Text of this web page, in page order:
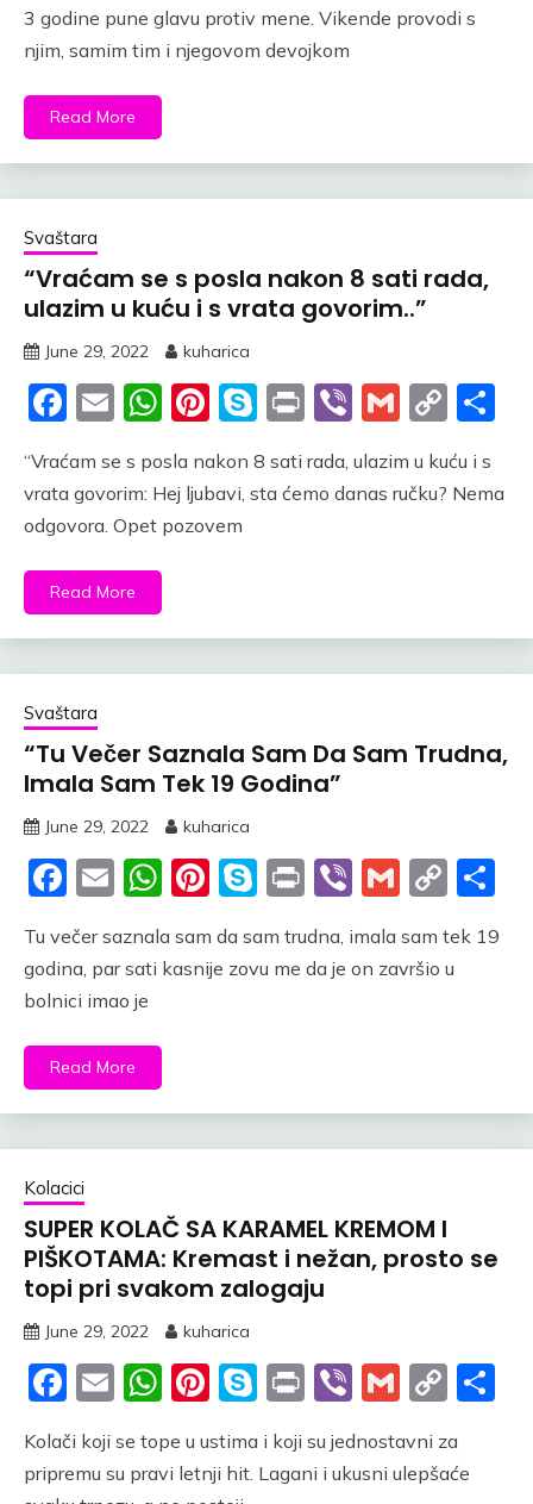
3 godine pune glavu protiv mene. Vikende provodi s
njim, samim tim i njegovom devojkom
Read More
Svaštara
“Vraćam se s posla nakon 8 sati rada,
ulazim u kuću i s vrata govorim..”
June 29, 2022 kuharica
Facebook
EmailWhatsApp
Pinterest
Skype
PrintViberGmail
Link
“Vraćam se s posla nakon 8 sati rada, ulazim u kuću i s
vrata govorim: Hej ljubavi, sta ćemo danas ručku? Nema
odgovora. Opet pozovem
Read More
Svaštara
“Tu Večer Saznala Sam Da Sam Trudna,
Imala Sam Tek 19 Godina”
June 29, 2022 kuharica
Facebook
EmailWhatsApp
Pinterest
Skype
PrintViberGmail
Link
Tu večer saznala sam da sam trudna, imala sam tek 19
godina, par sati kasnije zovu me da je on završio u
bolnici imao je
Read More
Kolacici
SUPER KOLAČ SA KARAMEL KREMOM I
PIŠKOTAMA: Kremast i nežan, prosto se
topi pri svakom zalogaju
June 29, 2022 kuharica
Facebook
EmailWhatsApp
Pinterest
Skype
PrintViberGmail
Kolači koji se tope u ustima i koji su jednostavni za
pripremu su pravi letnji hit. Lagani i ukusni ulepšaće